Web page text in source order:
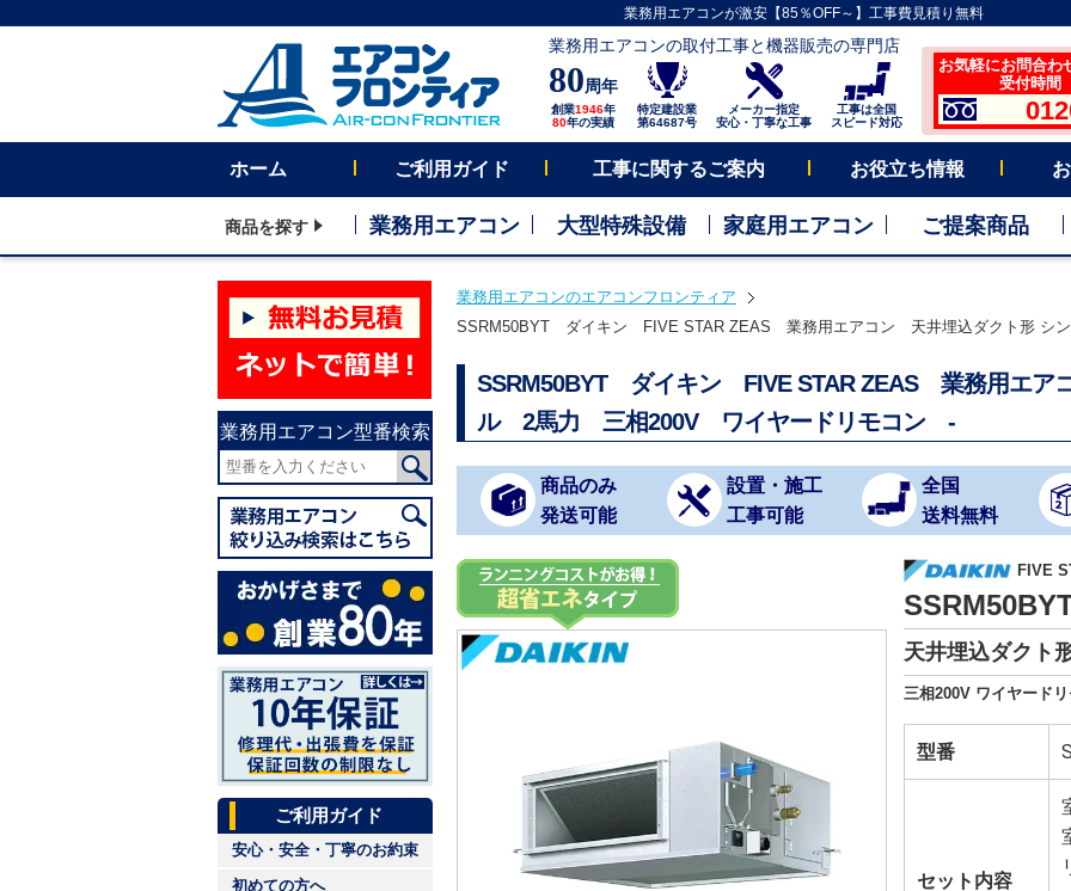
業務用エアコンが激安【85％OFF～】工事費見積り無料
業務用エアコンの取付工事と機器販売の専門店
80周年
創業1946年
80年の実績
特定建設業
第64687号
メーカー指定
安心・丁寧な工事
工事は全国
スピード対応
お気軽にお問合わ
受付時間
ホーム ご利用ガイド 工事に関するご案内 お役立ち情報
商品を探す 業務用エアコン 大型特殊設備 家庭用エアコン ご提案商品
業務用エアコン型番検索
ご利用ガイド
安心・安全・丁寧のお約束
初めての方へ
業務用エアコンのエアコンフロンティア
SSRM50BYT ダイキン FIVE STAR ZEAS 業務用エアコン 天井埋込ダクト形 シ
SSRM50BYT ダイキン FIVE STAR ZEAS 業務用エア
ル 2馬力 三相200V ワイヤードリモコン -
商品のみ
発送可能
設置・施工
工事可能
全国
送料無料
FIVE
天井埋込ダクト
三相200V ワイヤード
型番
セット内容